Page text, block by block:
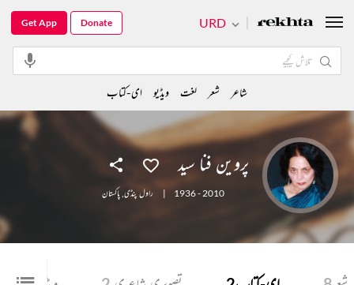
پروین فنا سید
1936 - 2010
| راول پنڈی, پاکستان
URD
Get App Donate
شاعر شعر لغت ویڈیو ای-کتاب